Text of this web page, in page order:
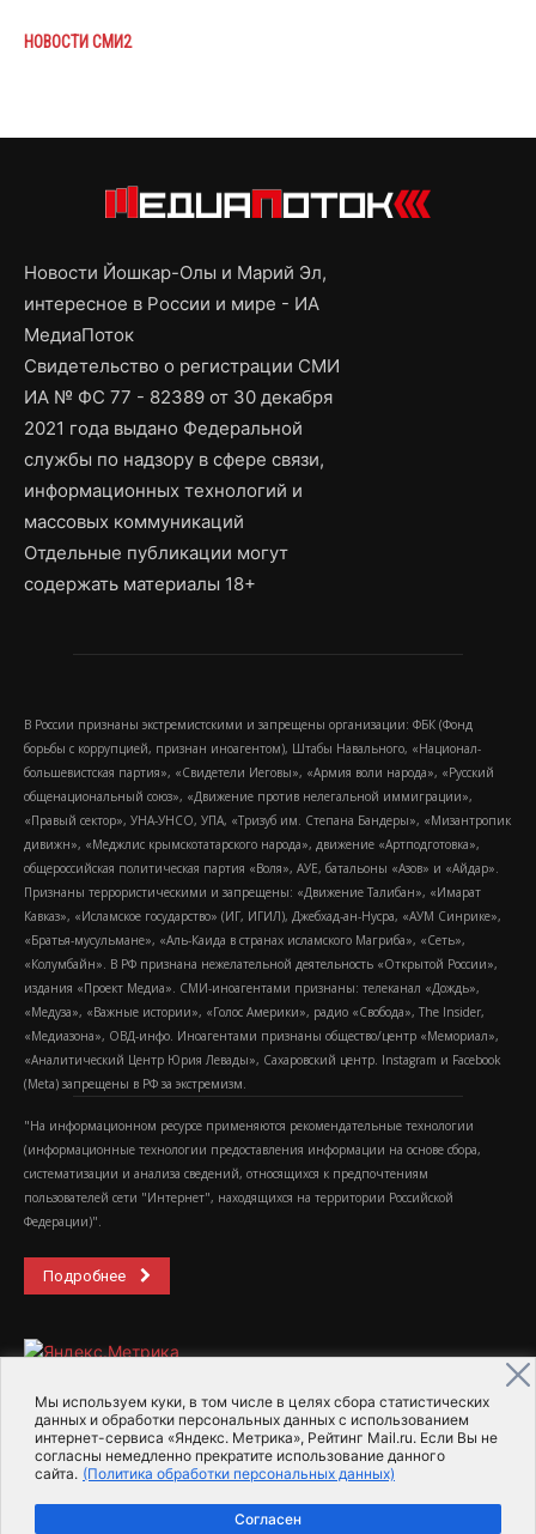
Мы используем куки, в том числе в целях сбора статистических
данных и обработки персональных данных с использованием
интернет-сервиса «Яндекс. Метрика», Рейтинг Mail.ru. Если Вы не
согласны немедленно прекратите использование данного
сайта. (Политика обработки персональных данных)
Согласен
НОВОСТИ СМИ2
Новости Йошкар-Олы и Марий Эл,
интересное в России и мире - ИА
МедиаПоток
Свидетельство о регистрации СМИ
ИА № ФС 77 - 82389 от 30 декабря
2021 года выдано Федеральной
службы по надзору в сфере связи,
информационных технологий и
массовых коммуникаций
Отдельные публикации могут
содержать материалы 18+
В России признаны экстремистскими и запрещены организации: ФБК (Фонд
борьбы с коррупцией, признан иноагентом), Штабы Навального, «Национал-
большевистская партия», «Свидетели Иеговы», «Армия воли народа», «Русский
общенациональный союз», «Движение против нелегальной иммиграции»,
«Правый сектор», УНА-УНСО, УПА, «Тризуб им. Степана Бандеры», «Мизантропик
дивижн», «Меджлис крымскотатарского народа», движение «Артподготовка»,
общероссийская политическая партия «Воля», АУЕ, батальоны «Азов» и «Айдар».
Признаны террористическими и запрещены: «Движение Талибан», «Имарат
Кавказ», «Исламское государство» (ИГ, ИГИЛ), Джебхад-ан-Нусра, «АУМ Синрике»,
«Братья-мусульмане», «Аль-Каида в странах исламского Магриба», «Сеть»,
«Колумбайн». В РФ признана нежелательной деятельность «Открытой России»,
издания «Проект Медиа». СМИ-иноагентами признаны: телеканал «Дождь»,
«Медуза», «Важные истории», «Голос Америки», радио «Свобода», The Insider,
«Медиазона», ОВД-инфо. Иноагентами признаны общество/центр «Мемориал»,
«Аналитический Центр Юрия Левады», Сахаровский центр. Instagram и Facebook
(Metа) запрещены в РФ за экстремизм.
"На информационном ресурсе применяются рекомендательные технологии
(информационные технологии предоставления информации на основе сбора,
систематизации и анализа сведений, относящихся к предпочтениям
пользователей сети "Интернет", находящихся на территории Российской
Федерации)".
Подробнее
2015-2026- Информационное агентство МедиаПоток
Для справки Об издании
Пользовательское соглашение
Политика обработки персональных данных